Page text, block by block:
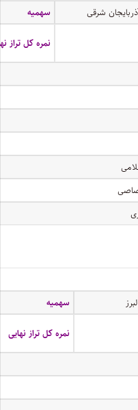
شرقی
سهمیه
نمره کل تراز
سهمیه
نمره کل تراز نهایی